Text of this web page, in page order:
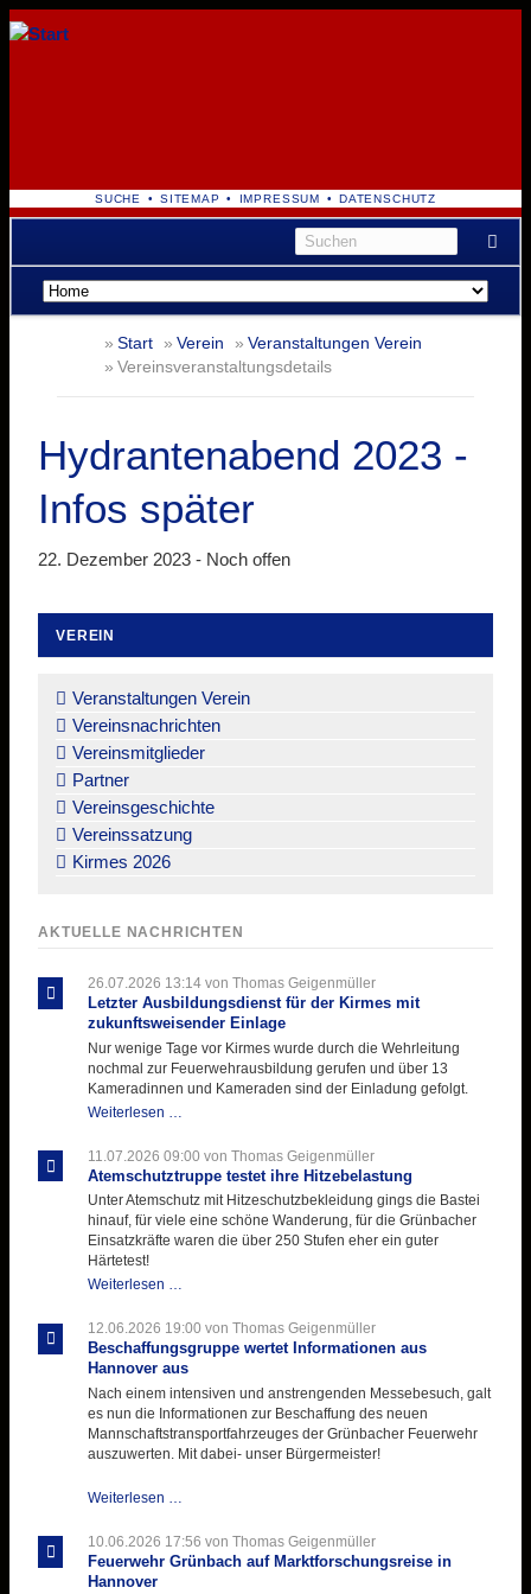
NAVIGATION
ÜBERSPRINGEN
SUCHE SITEMAP IMPRESSUM DATENSCHUTZ
Navigation
überspringen
Start Verein
Veranstaltungen Verein
Vereinsveranstaltungsdetails
Hydrantenabend 2023 -
Infos später
22. Dezember 2023 - Noch offen
VEREIN
überspringen
Veranstaltungen Verein
Vereinsnachrichten
Vereinsmitglieder
Partner
Vereinsgeschichte
Vereinssatzung
Kirmes 2026
AKTUELLE NACHRICHTEN
26.07.2026 13:14von Thomas Geigenmüller
Letzter Ausbildungsdienst für der Kirmes mit
zukunftsweisender Einlage
Nur wenige Tage vor Kirmes wurde durch die Wehrleitung
nochmal zur Feuerwehrausbildung gerufen und über 13
Kameradinnen und Kameraden sind der Einladung gefolgt.
Weiterlesen …
für
der
Kirmes
mit
zukunftsweisender
11.07.2026 09:00 von Thomas Geigenmüller
Atemschutztruppe testet ihre Hitzebelastung
Unter Atemschutz mit Hitzeschutzbekleidung gings die Bastei
hinauf, für viele eine schöne Wanderung, für die Grünbacher
Einsatzkräfte waren die über 250 Stufen eher ein guter
Härtetest!
Weiterlesen …
ihre
Hitzebelastung
12.06.2026 19:00 von Thomas Geigenmüller
Beschaffungsgruppe wertet Informationen aus
Hannover aus
Nach einem intensiven und anstrengenden Messebesuch, galt
es nun die Informationen zur Beschaffung des neuen
Mannschaftstransportfahrzeuges der Grünbacher Feuerwehr
auszuwerten. Mit dabei- unser Bürgermeister!
Weiterlesen …
Informationen
aus
10.06.2026 17:56 von Thomas Geigenmüller
Feuerwehr Grünbach auf Marktforschungsreise in
Hannover